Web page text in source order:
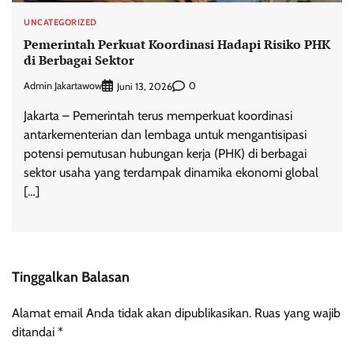
UNCATEGORIZED
Pemerintah Perkuat Koordinasi Hadapi Risiko PHK
di Berbagai Sektor
Admin Jakartawow Juni 13, 2026 0
Jakarta – Pemerintah terus memperkuat koordinasi
antarkementerian dan lembaga untuk mengantisipasi
potensi pemutusan hubungan kerja (PHK) di berbagai
sektor usaha yang terdampak dinamika ekonomi global
[…]
Tinggalkan Balasan
Alamat email Anda tidak akan dipublikasikan. Ruas yang wajib
ditandai *